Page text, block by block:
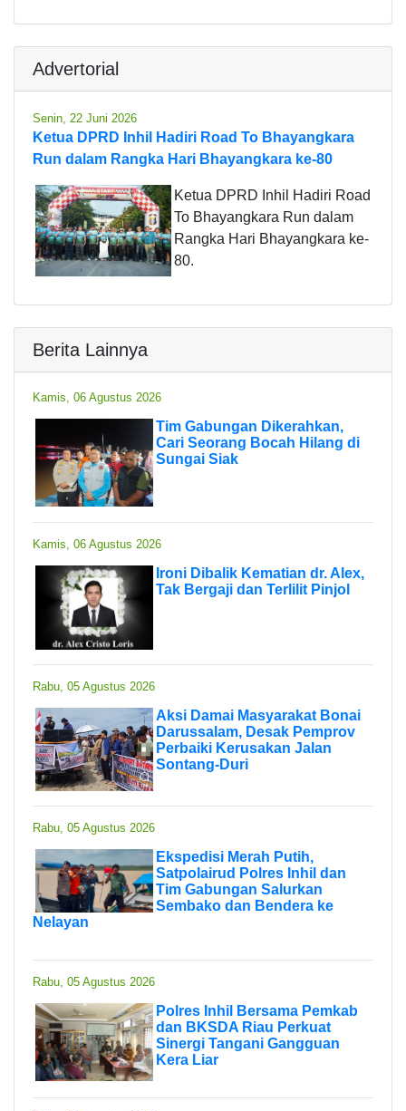
Advertorial
Senin, 22 Juni 2026
Ketua DPRD Inhil Hadiri Road To Bhayangkara
Run dalam Rangka Hari Bhayangkara ke-80
Ketua DPRD Inhil Hadiri Road
To Bhayangkara Run dalam
Rangka Hari Bhayangkara ke-
80.
Berita Lainnya
Kamis, 06 Agustus 2026
Tim Gabungan Dikerahkan,
Cari Seorang Bocah Hilang di
Sungai Siak
Kamis, 06 Agustus 2026
Ironi Dibalik Kematian dr. Alex,
Tak Bergaji dan Terlilit Pinjol
Rabu, 05 Agustus 2026
Aksi Damai Masyarakat Bonai
Darussalam, Desak Pemprov
Perbaiki Kerusakan Jalan
Sontang-Duri
Rabu, 05 Agustus 2026
Ekspedisi Merah Putih,
Satpolairud Polres Inhil dan
Tim Gabungan Salurkan
Sembako dan Bendera ke
Nelayan
Rabu, 05 Agustus 2026
Polres Inhil Bersama Pemkab
dan BKSDA Riau Perkuat
Sinergi Tangani Gangguan
Kera Liar